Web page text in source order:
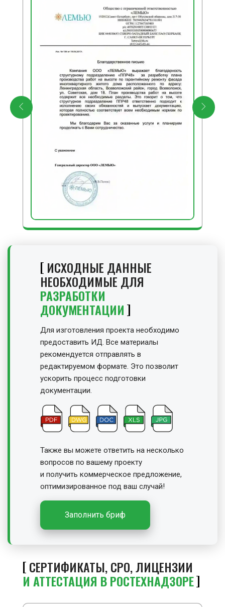
ИСХОДНЫЕ ДАННЫЕ
НЕОБХОДИМЫЕ ДЛЯ
РАЗРАБОТКИ
ДОКУМЕНТАЦИИ
Для изготовления проекта необходимо
предоставить ИД. Все материалы
рекомендуется отправлять в
редактируемом формате. Это позволит
ускорить процесс подготовки
документации.
Также вы можете ответить на несколько
вопросов по вашему проекту
и получить коммерческое предложение,
оптимизированное под ваш случай!
Заполнить бриф
СЕРТИФИКАТЫ, СРО, ЛИЦЕНЗИИ
И АТТЕСТАЦИЯ В РОСТЕХНАДЗОРЕ